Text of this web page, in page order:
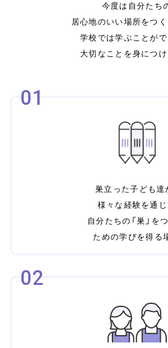
今度は自分たち
居心地のいい場所をつ
学校では学ぶことが
大切なことを身につ
01
巣立った子ども達
様々な経験を通じ
自分たちの「巣」を
ための学びを得る
02